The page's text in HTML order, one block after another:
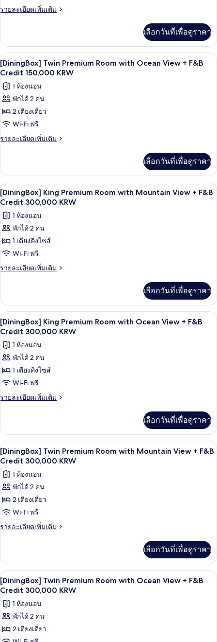
Credit
Premium
Mountain
View
+
F&B
Credit
150,000
KRW
รายละเอียดเพิ่มเติม
ราย
เกี่ยว
กับ
[DiningBox]
Twin
Room
with
View
+
Credit
เลือกวันที่เพื่อดูราคา
เปิด
ภาพถ่าย
ทั้งหมด
ของ
[DiningBox]
Twin
Premium
Ocean
View
+
F&B
Credit
150,000
KRW
เครื่องนอนระดับพรีเมียม, ผ้านวมขนเ
8
[DiningBox] Twin Premium Room with Ocean View + F&B
Credit 150,000 KRW
1 ห้องนอน
พักได้ 2 คน
2 เตียงเดี่ยว
Wi-Fi ฟรี
รายละเอียดเพิ่มเติม
ราย
เกี่ยว
กับ
[DiningBox]
Twin
Room
with
View
+
Credit
เลือกวันที่เพื่อดูราคา
เปิด
ภาพถ่าย
ทั้งหมด
ของ
[DiningBox]
King
Premium
Mountain
View
+
F&B
Credit
300,000
KRW
เครื่องนอนระดับพรีเมียม, ผ้านวมขนเ
8
[DiningBox] King Premium Room with Mountain View + F&B
Credit 300,000 KRW
1 ห้องนอน
พักได้ 2 คน
1 เตียงคิงไซส์
Wi-Fi ฟรี
รายละเอียดเพิ่มเติม
ราย
เกี่ยว
กับ
[DiningBox]
King
Room
with
View
+
Credit
เลือกวันที่เพื่อดูราคา
เปิด
ภาพถ่าย
ทั้งหมด
ของ
[DiningBox]
King
Premium
Ocean
View
+
F&B
Credit
300,000
KRW
เครื่องนอนระดับพรีเมียม, ผ้านวมขนเ
10
[DiningBox] King Premium Room with Ocean View + F&B
Credit 300,000 KRW
1 ห้องนอน
พักได้ 2 คน
1 เตียงคิงไซส์
Wi-Fi ฟรี
รายละเอียดเพิ่มเติม
ราย
เกี่ยว
กับ
[DiningBox]
King
Room
with
View
+
Credit
เลือกวันที่เพื่อดูราคา
เปิด
ภาพถ่าย
ทั้งหมด
ของ
[DiningBox]
Twin
Premium
Mountain
View
+
F&B
Credit
300,000
KRW
เครื่องนอนระดับพรีเมียม, ผ้านวมขนเ
6
[DiningBox] Twin Premium Room with Mountain View + F&B
Credit 300,000 KRW
1 ห้องนอน
พักได้ 2 คน
2 เตียงเดี่ยว
Wi-Fi ฟรี
รายละเอียดเพิ่มเติม
ราย
เกี่ยว
กับ
[DiningBox]
Twin
Room
with
View
+
เลือกวันที่เพื่อดูราคา
เปิด
ภาพถ่าย
ทั้งหมด
ของ
[DiningBox]
เครื่องนอนระดับพรีเมียม, ผ้านวมขนเ
8
[DiningBox] Twin Premium Room with Ocean View + F&B
Credit 300,000 KRW
1 ห้องนอน
พักได้ 2 คน
2 เตียงเดี่ยว